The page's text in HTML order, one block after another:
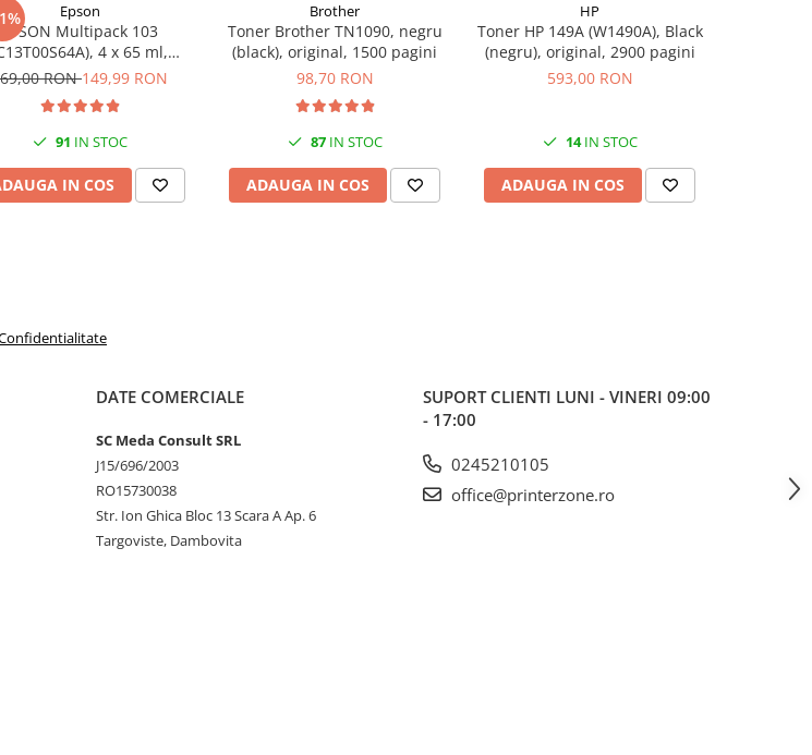
Epson
EPSON Multipack 103
4 x 65 ml,
Cyan/Magenta/Yellow
RON149,99 RON
91 IN STOC
IN COS
Brother
Toner Brother TN1090, negru
(black), original, 1500 pagini
98,70 RON
87IN STOC
ADAUGA IN COS
HP
Toner HP 149A (W1490A), Black
(negru), original, 2900 pagini
593,00 RON
14IN STOC
ADAUGA IN COS
DATE COMERCIALE
SC Meda Consult SRL
J15/696/2003
RO15730038
Str. Ion Ghica Bloc 13 Scara A Ap. 6
Targoviste, Dambovita
SUPORT CLIENTI LUNI - VINERI 09:00
- 17:00
0245210105
office@printerzone.ro